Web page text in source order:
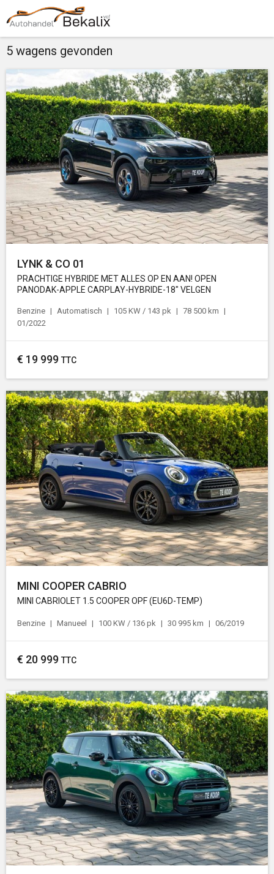
5 wagens gevonden
LYNK & CO 01
PRACHTIGE HYBRIDE MET ALLES OP EN AAN! OPEN
PANODAK-APPLE CARPLAY-HYBRIDE-18" VELGEN
Benzine Automatisch 105 KW / 143 pk
78 500 km
01/2022
€ 19 999 TTC
MINI COOPER CABRIO
MINI CABRIOLET 1.5 COOPER OPF (EU6D-TEMP)
Benzine Manueel 100 KW / 136 pk 30 995 km 06/2019
€ 20 999 TTC